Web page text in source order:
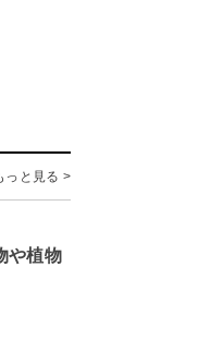
っと見る >
や植物